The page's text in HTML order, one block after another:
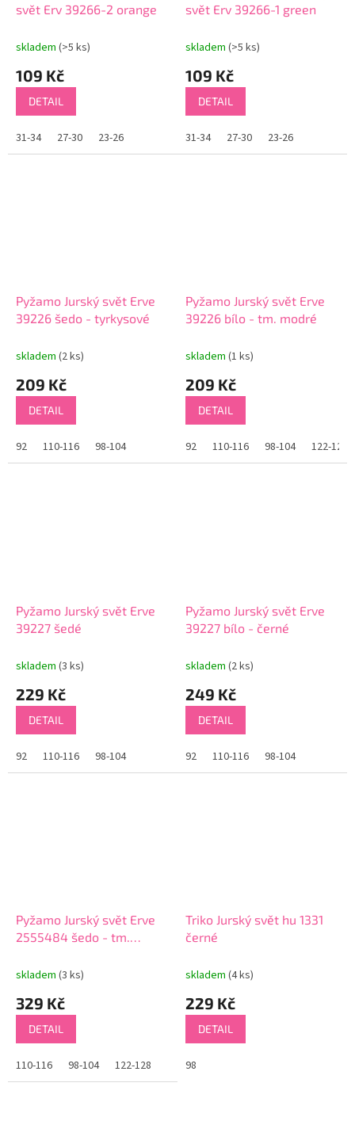
svět Erv 39266-2 orange
skladem (>5 ks)
109 Kč
DETAIL
31-34 27-30 23-26
svět Erv 39266-1 green
skladem (>5 ks)
109 Kč
DETAIL
31-34 27-30 23-26
Pyžamo Jurský svět Erve
39226 šedo - tyrkysové
skladem (2 ks)
209 Kč
DETAIL
92 110-116 98-104
Pyžamo Jurský svět Erve
39226 bílo - tm. modré
skladem (1 ks)
209 Kč
DETAIL
92 110-116 98-104 122-128
Pyžamo Jurský svět Erve
39227 šedé
skladem (3 ks)
229 Kč
DETAIL
92 110-116 98-104
Pyžamo Jurský svět Erve
39227 bílo - černé
skladem (2 ks)
249 Kč
DETAIL
92 110-116 98-104
Pyžamo Jurský svět Erve
2555484 šedo - tm.
skladem (3 ks)
329 Kč
DETAIL
110-116 98-104 122-128
Triko Jurský svět hu 1331
černé
skladem (4 ks)
229 Kč
DETAIL
98